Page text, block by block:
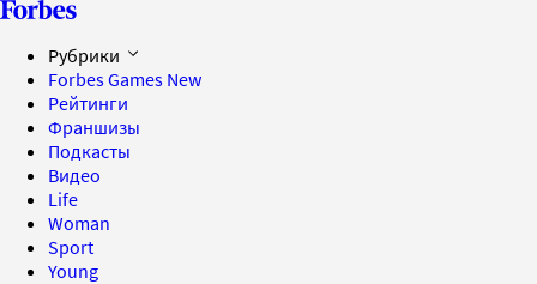
Рубрики
Forbes Games New
Рейтинги
Франшизы
Подкасты
Видео
Life
Woman
Sport
Young